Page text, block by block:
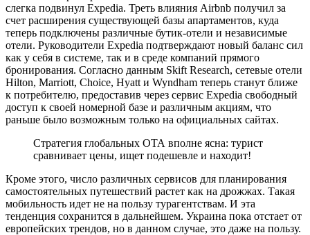
слегка подвинул Expedia. Треть влияния Airbnb получил за
счет расширения существующей базы апартаментов, куда
теперь подключены различные бутик-отели и независимые
отели. Руководители Expedia подтверждают новый баланс сил
как у себя в системе, так и в среде компаний прямого
бронирования. Согласно данным Skift Research, сетевые отели
Hilton, Marriott, Choice, Hyatt и Wyndham теперь станут ближе
к потребителю, предоставив через сервис Expedia свободный
доступ к своей номерной базе и различным акциям, что
раньше было возможным только на официальных сайтах.
Стратегия глобальных ОТА вполне ясна: турист
сравнивает цены, ищет подешевле и находит!
Кроме этого, число различных сервисов для планирования
самостоятельных путешествий растет как на дрожжах. Такая
мобильность идет не на пользу турагентствам. И эта
тенденция сохранится в дальнейшем. Украина пока отстает от
европейских трендов, но в данном случае, это даже на пользу.